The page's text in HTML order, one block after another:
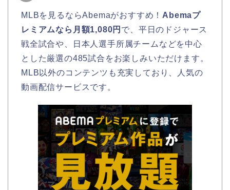
MLBを見るならAbemaがおすすめ！ Abemaプ
レミアムなら月額1,080円 で、平日のドジャース
戦全試合や、日本人選手所属チームなどを中心
とした厳選の485試合をお楽しみいただけます。
MLB以外のコンテンツも充実しており、人気の
動画配信サービスです。